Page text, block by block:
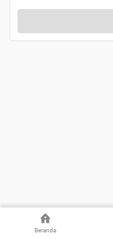
Beranda